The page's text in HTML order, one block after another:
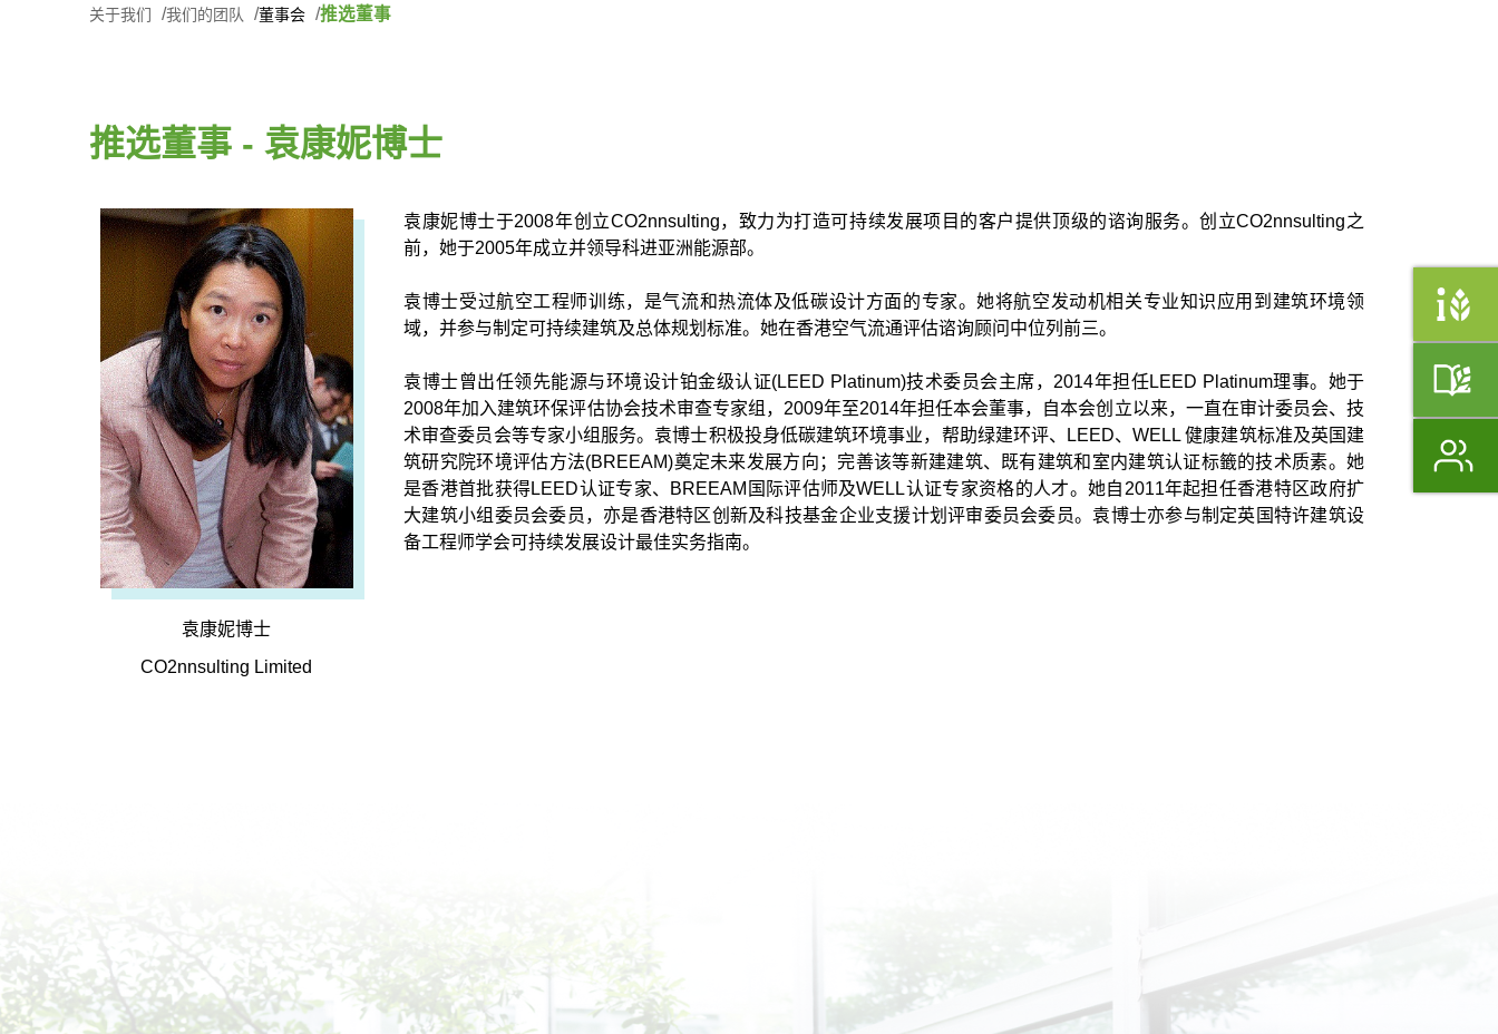
关于我们 我们的团队 董事会 推选董事
推选董事 - 袁康妮博士
袁康妮博士
CO2nnsulting Limited
袁康妮博士于2008年创立CO2nnsulting，致力为打造可持续发展项目的客户提供顶级的谘询服务。创立CO2nnsulting之
前，她于2005年成立并领导科进亚洲能源部。
袁博士受过航空工程师训练，是气流和热流体及低碳设计方面的专家。她将航空发动机相关专业知识应用到建筑环境领
域，并参与制定可持续建筑及总体规划标准。她在香港空气流通评估谘询顾问中位列前三。
袁博士曾出任领先能源与环境设计铂金级认证(LEED Platinum)技术委员会主席，2014年担任LEED Platinum理事。她于
2008年加入建筑环保评估协会技术审查专家组，2009年至2014年担任本会董事，自本会创立以来，一直在审计委员会、技
术审查委员会等专家小组服务。袁博士积极投身低碳建筑环境事业，帮助绿建环评、LEED、WELL 健康建筑标准及英国建
筑研究院环境评估方法(BREEAM)奠定未来发展方向；完善该等新建建筑、既有建筑和室内建筑认证标籤的技术质素。她
是香港首批获得LEED认证专家、BREEAM国际评估师及WELL认证专家资格的人才。她自2011年起担任香港特区政府扩
大建筑小组委员会委员，亦是香港特区创新及科技基金企业支援计划评审委员会委员。袁博士亦参与制定英国特许建筑设
备工程师学会可持续发展设计最佳实务指南。